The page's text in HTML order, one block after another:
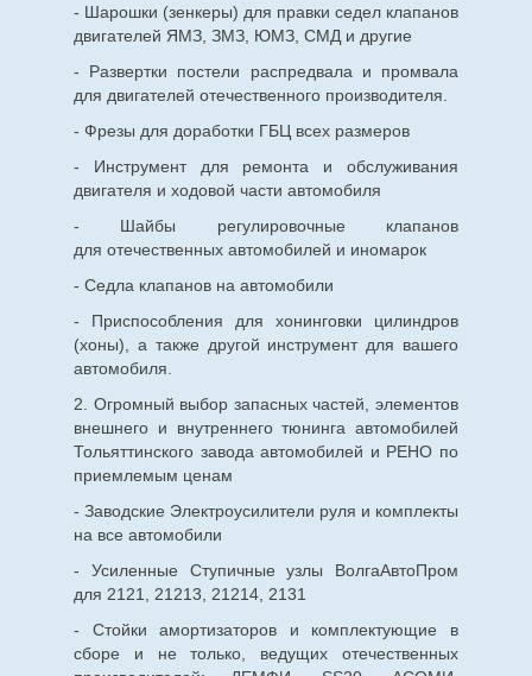
- Шарошки (зенкеры) для правки седел клапанов
двигателей ЯМЗ, ЗМЗ, ЮМЗ, СМД и другие
- Развертки постели распредвала и промвала
для двигателей отечественного производителя.
- Фрезы для доработки ГБЦ всех размеров
- Инструмент для ремонта и обслуживания
двигателя и ходовой части автомобиля
- Шайбы регулировочные клапанов
для отечественныхавтомобилей и иномарок
- Седла клапанов на автомобили
- Приспособления для хонинговки цилиндров
(хоны), а также другой инструмент для вашего
автомобиля.
2. Огромный выбор запасных частей, элементов
внешнего и внутреннего тюнинга автомобилей
Тольяттинского завода автомобилей и РЕНО по
приемлемым ценам
- Заводские Электроусилители руля и комплекты
на все автомобили
- Усиленные Ступичные узлы ВолгаАвтоПром
для 2121, 21213, 21214, 2131
- Стойки амортизаторов и комплектующие в
сборе и не только, ведущих отечественных